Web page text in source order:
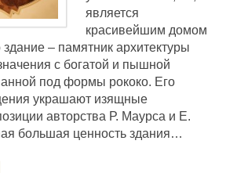
является
красивейшим домом
– памятник архитектуры
с богатой и пышной
под формы рококо. Его
украшают изящные
авторства Р. Маурcа и Е.
большая ценность здания…